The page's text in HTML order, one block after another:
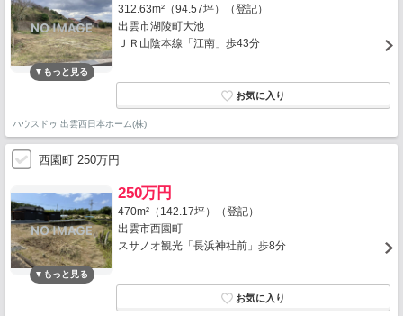
312.63m²（94.57坪）（登記）
出雲市湖陵町大池
ＪＲ山陰本線「江南」歩43分
ハウスドゥ 出雲西日本ホーム(株)
西園町 250万円
250万円
470m²（142.17坪）（登記）
出雲市西園町
スサノオ観光「長浜神社前」歩8分